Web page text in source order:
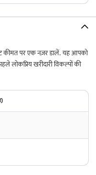
कीमत पर एक नज़र डालें. यह आपको
लोकप्रिय खरीदारी विकल्पों की